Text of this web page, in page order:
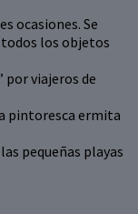
ocasiones. Se
los objetos
por viajeros de
pintoresca ermita
pequeñas playas